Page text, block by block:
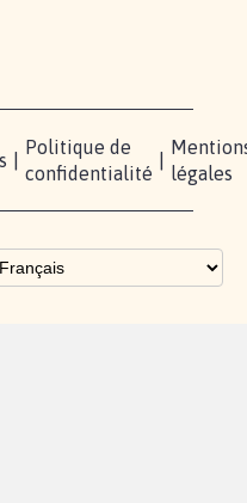
Politique de
confidentialité
légales